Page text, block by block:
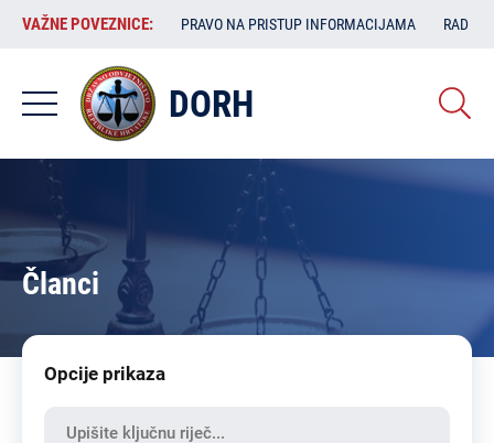
Skoči
sadržaj
VAŽNE
POVEZNICE:
VAŽNE POVEZNICE: PRAVO NA PRISTUP INFORMACIJAMA RAD
DORH
Članci
Opcije prikaza